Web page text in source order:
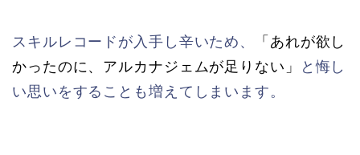
スキルレコードが入手し辛いため、
「あれが欲し
かったのに、アルカナジェムが足りない」
と悔し
い思いをすることも増えてしまいます。